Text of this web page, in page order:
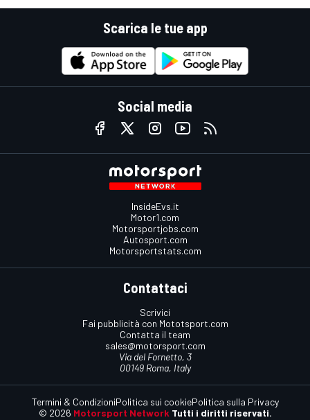
Scarica le tue app
Social media
InsideEvs.it
Motor1.com
Motorsportjobs.com
Autosport.com
Motorsportstats.com
Contattaci
Scrivici
Fai pubblicità con Mototsport.com
Contatta il team
sales@motorsport.com
Via del Fornetto, 3
00149 Roma, Italy
© 2026 Motorsport Network Tutti i diritti riservati.
Termini & CondizioniPolitica sui cookiePolitica sulla Privacy